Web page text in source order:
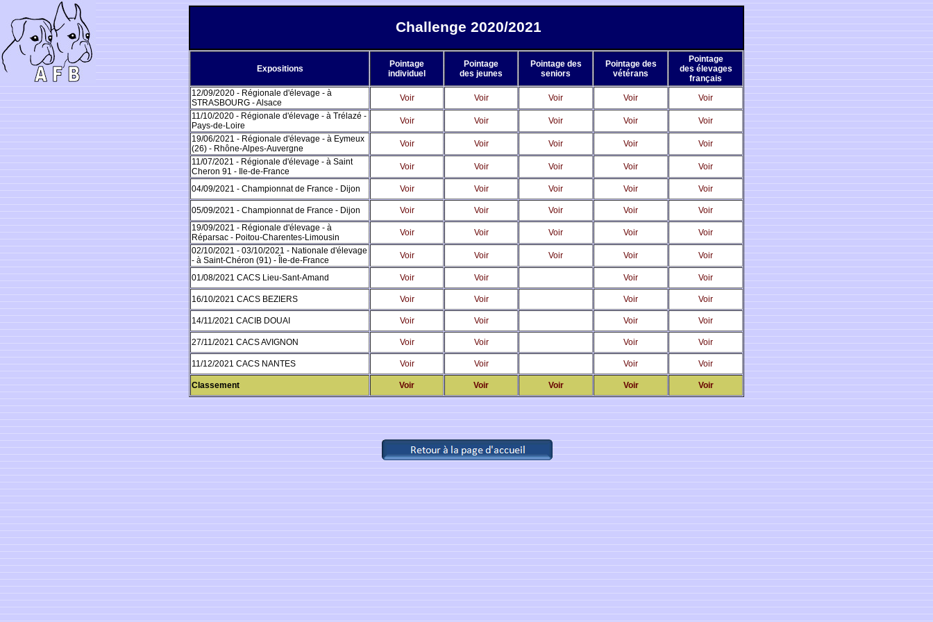
Challenge 2020/2021
Expositions
Pointage
individuel
Pointage
des jeunes
Pointage des
seniors
Pointage des
vétérans
Pointage
des élevages
français
12/09/2020 - Régionale d'élevage - à
STRASBOURG - Alsace
Voir Voir Voir Voir
Voir
11/10/2020 - Régionale d'élevage - à Trélazé -
Pays-de-Loire
Voir Voir Voir Voir
Voir
19/06/2021 - Régionale d'élevage - à Eymeux
(26) - Rhône-Alpes-Auvergne
Voir Voir Voir Voir
Voir
11/07/2021 - Régionale d'élevage - à Saint
Cheron 91 - Ile-de-France
Voir Voir Voir Voir Voir
04/09/2021 - Championnat de France - Dijon Voir Voir Voir Voir Voir
05/09/2021 - Championnat de France - Dijon Voir Voir Voir Voir
Voir
19/09/2021 - Régionale d'élevage - à
Réparsac - Poitou-Charentes-Limousin
Voir Voir Voir Voir
Voir
02/10/2021 - 03/10/2021 - Nationale d'élevage
- à Saint-Chéron (91) - Île-de-France
Voir Voir Voir Voir Voir
01/08/2021 CACS Lieu-Sant-Amand Voir Voir Voir Voir
16/10/2021 CACS BEZIERS Voir Voir Voir Voir
14/11/2021 CACIB DOUAI Voir Voir Voir Voir
27/11/2021 CACS AVIGNON Voir Voir Voir Voir
11/12/2021 CACS NANTES Voir Voir Voir Voir
Classement Voir Voir Voir Voir Voir